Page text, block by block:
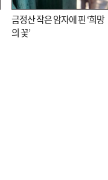
금정산 작은 암자에 핀 ‘희망
의 꽃’